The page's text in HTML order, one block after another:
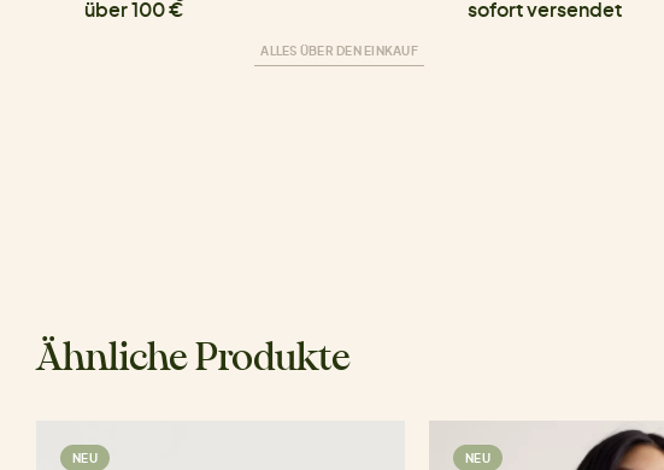
über 100 €
ALLES ÜBER DEN EINKAUF
sofort versendet
Ähnliche Produkte
NEU NEU